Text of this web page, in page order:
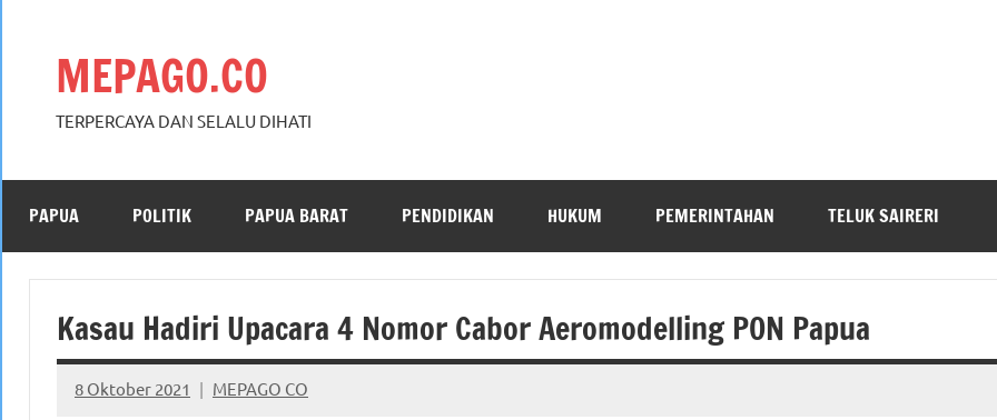
MEPAGO.CO
TERPERCAYA DAN SELALU DIHATI
PAPUA POLITIK PAPUA BARAT PENDIDIKAN HUKUM PEMERINTAHAN TELUK SAIRERI
Kasau Hadiri Upacara 4 Nomor Cabor Aeromodelling PON Papua
8 Oktober 2021 MEPAGO CO
No